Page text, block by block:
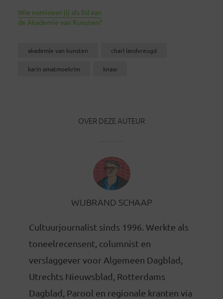
Wie nomineer jij als lid van
de Akademie van Kunsten?
akademie van kunsten charl landvreugd
karin amatmoekrim knaw
OVER DEZE AUTEUR
WIJBRAND SCHAAP
Cultuurjournalist sinds 1996. Werkte als
toneelrecensent, columnist en
verslaggever voor Algemeen Dagblad,
Utrechts Nieuwsblad, Rotterdams
Dagblad, Parool en regionale kranten via